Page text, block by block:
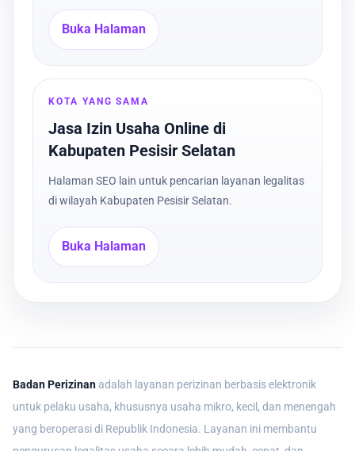
Buka Halaman
KOTA YANG SAMA
Jasa Izin Usaha Online di
Kabupaten Pesisir Selatan
Halaman SEO lain untuk pencarian layanan legalitas
di wilayah Kabupaten Pesisir Selatan.
Buka Halaman
Badan Perizinan adalah layanan perizinan berbasis elektronik
untuk pelaku usaha, khususnya usaha mikro, kecil, dan menengah
yang beroperasi di Republik Indonesia. Layanan ini membantu